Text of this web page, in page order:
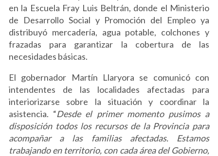
en la Escuela Fray Luis Beltrán, donde el Ministerio
de Desarrollo Social y Promoción del Empleo ya
distribuyó mercadería, agua potable, colchones y
frazadas para garantizar la cobertura de las
necesidades básicas.
El gobernador Martín Llaryora se comunicó con
intendentes de las localidades afectadas para
interiorizarse sobre la situación y coordinar la
asistencia. “Desde el primer momento pusimos a
disposición todos los recursos de la Provincia para
acompañar a las familias afectadas. Estamos
trabajando en territorio, con cada área del Gobierno,